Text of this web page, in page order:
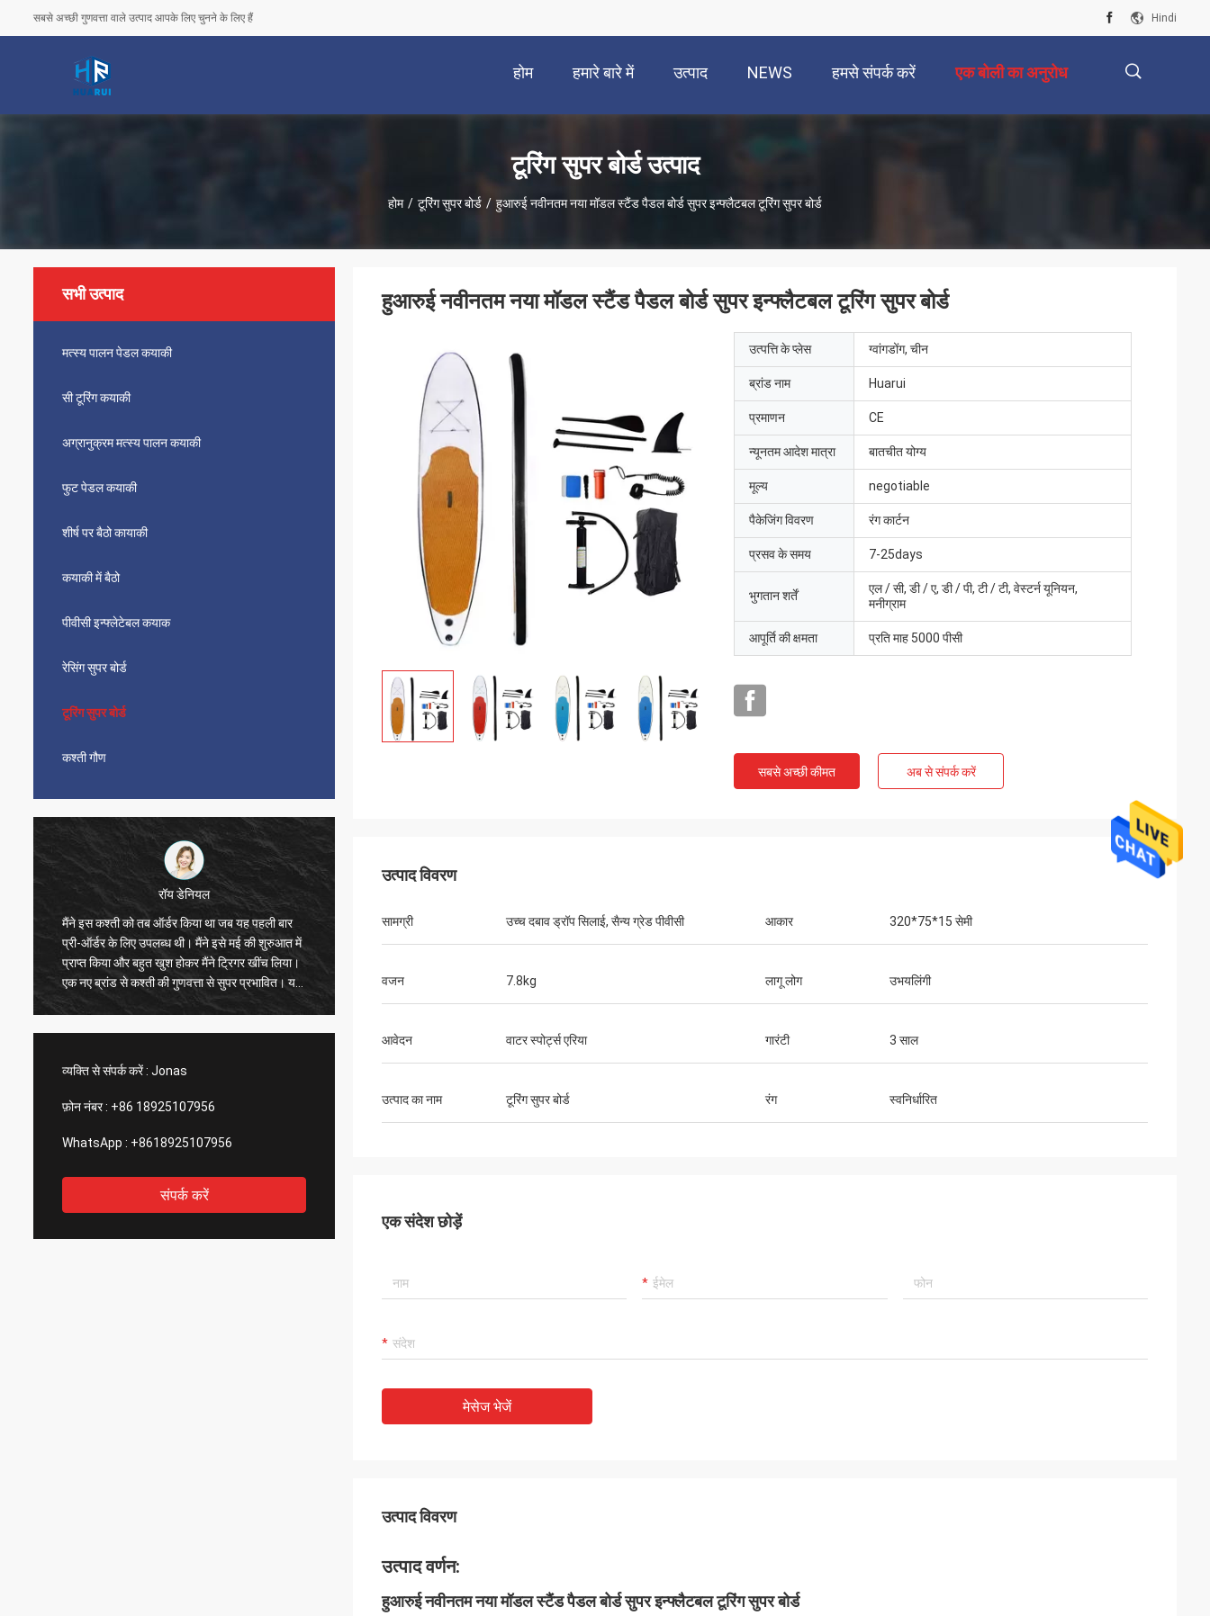
सबसे अच्छी गुणवत्ता वाले उत्पाद आपके लिए चुनने के लिए हैं Hindi
होम हमारे बारे में उत्पाद NEWS हमसे संपर्क करें एक बोली का अनुरोध
टूरिंग सुपर बोर्ड उत्पाद
होम / टूरिंग सुपर बोर्ड / हुआरुई नवीनतम नया मॉडल स्टैंड पैडल बोर्ड सुपर इन्फ्लैटबल टूरिंग सुपर बोर्ड
सभी उत्पाद
मत्स्य पालन पेडल कयाकी
सी टूरिंग कयाकी
अग्रानुक्रम मत्स्य पालन कयाकी
फुट पेडल कयाकी
शीर्ष पर बैठो कायाकी
कयाकी में बैठो
पीवीसी इन्फ्लेटेबल कयाक
रेसिंग सुपर बोर्ड
टूरिंग सुपर बोर्ड
कश्ती गौण
रॉय डेनियल
मैंने इस कश्ती को तब ऑर्डर किया था जब यह पहली बार
प्री-ऑर्डर के लिए उपलब्ध थी। मैंने इसे मई की शुरुआत में
प्राप्त किया और बहुत खुश होकर मैंने ट्रिगर खींच लिया।
एक नए ब्रांड से कश्ती की गुणवत्ता से सुपर प्रभावित। यह
तेज़, चलने योग्य है और इसमें एक्सेसरीज़ के लिए बहुत सारे
विशेष रूप से पैसे के लिए महान कश्ती। इसमें बहुत सी जगह
है, एक्सेसरीज़ माउंट करने के लिए बहुत सारे स्थान हैं, और
ड्राइव का उपयोग करना आसान है। मछली पकड़ने की
कश्ती में आपको वह सब कुछ मिला है जो आपको चाहिए। मैं
व्यक्ति से संपर्क करें : Jonas
फ़ोन नंबर : +86 18925107956
WhatsApp : +8618925107956
संपर्क करें
हुआरुई नवीनतम नया मॉडल स्टैंड पैडल बोर्ड सुपर इन्फ्लैटबल टूरिंग सुपर बोर्ड
उत्पत्ति के प्लेस ग्वांगडोंग, चीन
ब्रांड नाम Huarui
प्रमाणन CE
न्यूनतम आदेश मात्रा बातचीत योग्य
मूल्य negotiable
पैकेजिंग विवरण रंग कार्टन
प्रसव के समय 7-25days
भुगतान शर्तें
एल / सी, डी / ए, डी / पी, टी / टी, वेस्टर्न यूनियन,
मनीग्राम
आपूर्ति की क्षमता प्रति माह 5000 पीसी
सबसे अच्छी कीमत अब से संपर्क करें
उत्पाद विवरण
सामग्री उच्च दबाव ड्रॉप सिलाई, सैन्य ग्रेड पीवीसी आकार 320*75*15 सेमी
वजन 7.8kg लागू लोग उभयलिंगी
आवेदन वाटर स्पोर्ट्स एरिया गारंटी 3 साल
उत्पाद का नाम टूरिंग सुपर बोर्ड रंग स्वनिर्धारित
एक संदेश छोड़ें
मेसेज भेजें
उत्पाद विवरण
उत्पाद वर्णन:
हुआरुई नवीनतम नया मॉडल स्टैंड पैडल बोर्ड सुपर इन्फ्लैटबल टूरिंग सुपर बोर्ड